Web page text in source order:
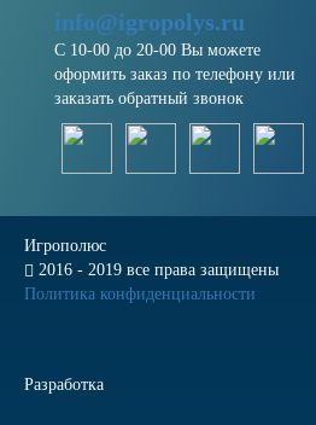
info@igropolys.ru
С 10-00 до 20-00 Вы можете
оформить заказ по телефону или
заказать обратный звонок
Игрополюс
2016 - 2019 все права защищены
Политика конфиденциальности
Разработка